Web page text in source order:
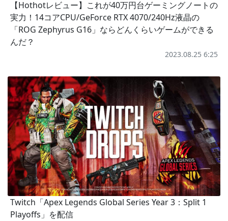
【Hothotレビュー】これが40万円台ゲーミングノートの
実力！14コアCPU/GeForce RTX 4070/240Hz液晶の
「ROG Zephyrus G16」ならどんくらいゲームができる
んだ？
2023.08.25 6:25
Twitch「Apex Legends Global Series Year 3：Split 1
Playoffs」を配信